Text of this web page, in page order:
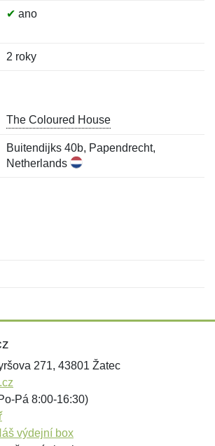
✔ ano
2 roky
The Coloured House
Buitendijks 40b, Papendrecht,
Netherlands
271, 43801 Žatec
Pá 8:00-16:30)
výdejní box